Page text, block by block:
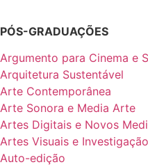
PÓS-GRADUAÇÕES
Argumento para Cinema e
Arquitetura Sustentável
Arte Contemporânea
Arte Sonora e Media Arte
Artes Digitais e Novos
Artes Visuais e Investigação
Auto-edição